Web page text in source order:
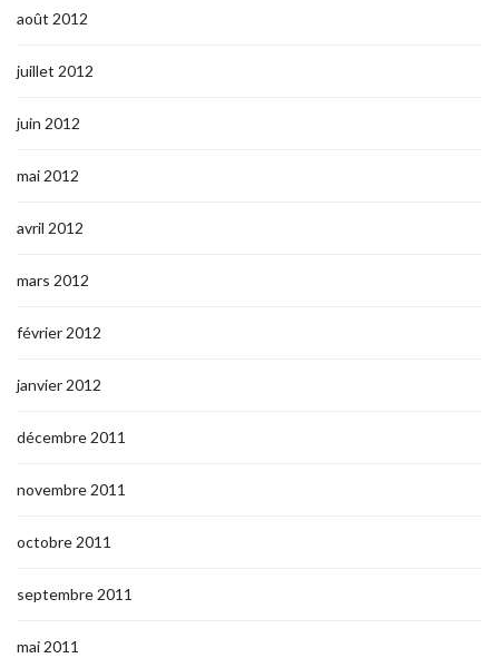
août 2012
juillet 2012
juin 2012
mai 2012
avril 2012
mars 2012
février 2012
janvier 2012
décembre 2011
novembre 2011
octobre 2011
septembre 2011
mai 2011